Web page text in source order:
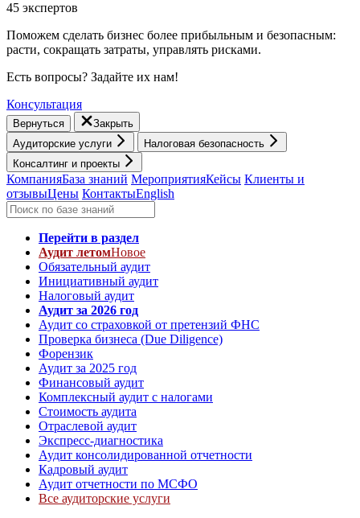
45 экспертов
Поможем сделать бизнес более прибыльным и безопасным:
расти, cокращать затраты, управлять рисками.
Есть вопросы? Задайте их нам!
Консультация
Вернуться
Закрыть
Аудиторские услуги
Налоговая безопасность
Консалтинг и проекты
КомпанияБаза знаний МероприятияКейсы Клиенты и
отзывыЦены КонтактыEnglish
Перейти в раздел
Аудит летомНовое
Обязательный аудит
Инициативный аудит
Налоговый аудит
Аудит за 2026 год
Аудит со страховкой от претензий ФНС
Проверка бизнеса (Due Diligence)
Форензик
Аудит за 2025 год
Финансовый аудит
Комплексный аудит с налогами
Стоимость аудита
Отраслевой аудит
Экспресс-диагностика
Аудит консолидированной отчетности
Кадровый аудит
Аудит отчетности по МСФО
Все аудиторские услуги